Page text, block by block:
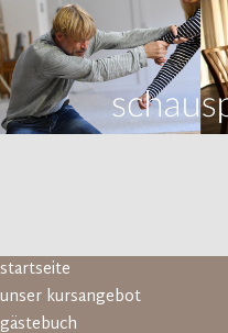
Navigation
überspringen
startseite
unser kursangebot
gästebuch